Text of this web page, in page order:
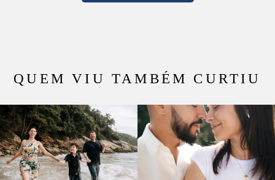
QUEM VIU TAMBÉM CURTIU